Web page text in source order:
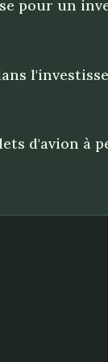
pour un
d'avion à